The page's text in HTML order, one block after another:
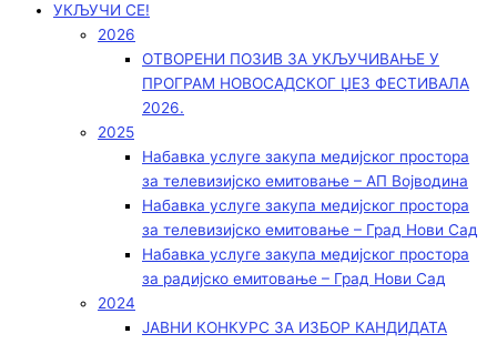
УКЉУЧИ СЕ!
2026
ОТВОРЕНИ ПОЗИВ ЗА УКЉУЧИВАЊЕ У
ПРОГРАМ НОВОСАДСКОГ ЏЕЗ ФЕСТИВАЛА
2026.
2025
Набавка услуге закупа медијског простора
за телевизијско емитовање – АП Војводинa
Набавка услуге закупа медијског простора
за телевизијско емитовање – Град Нови Сад
Набавка услуге закупа медијског простора
за радијско емитовање – Град Нови Сад
2024
ЈАВНИ КОНКУРС ЗА ИЗБОР КАНДИДАТА